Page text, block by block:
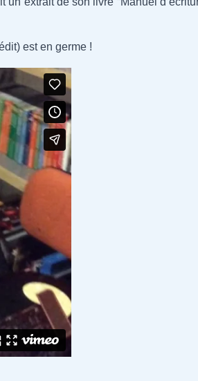
est en germe !